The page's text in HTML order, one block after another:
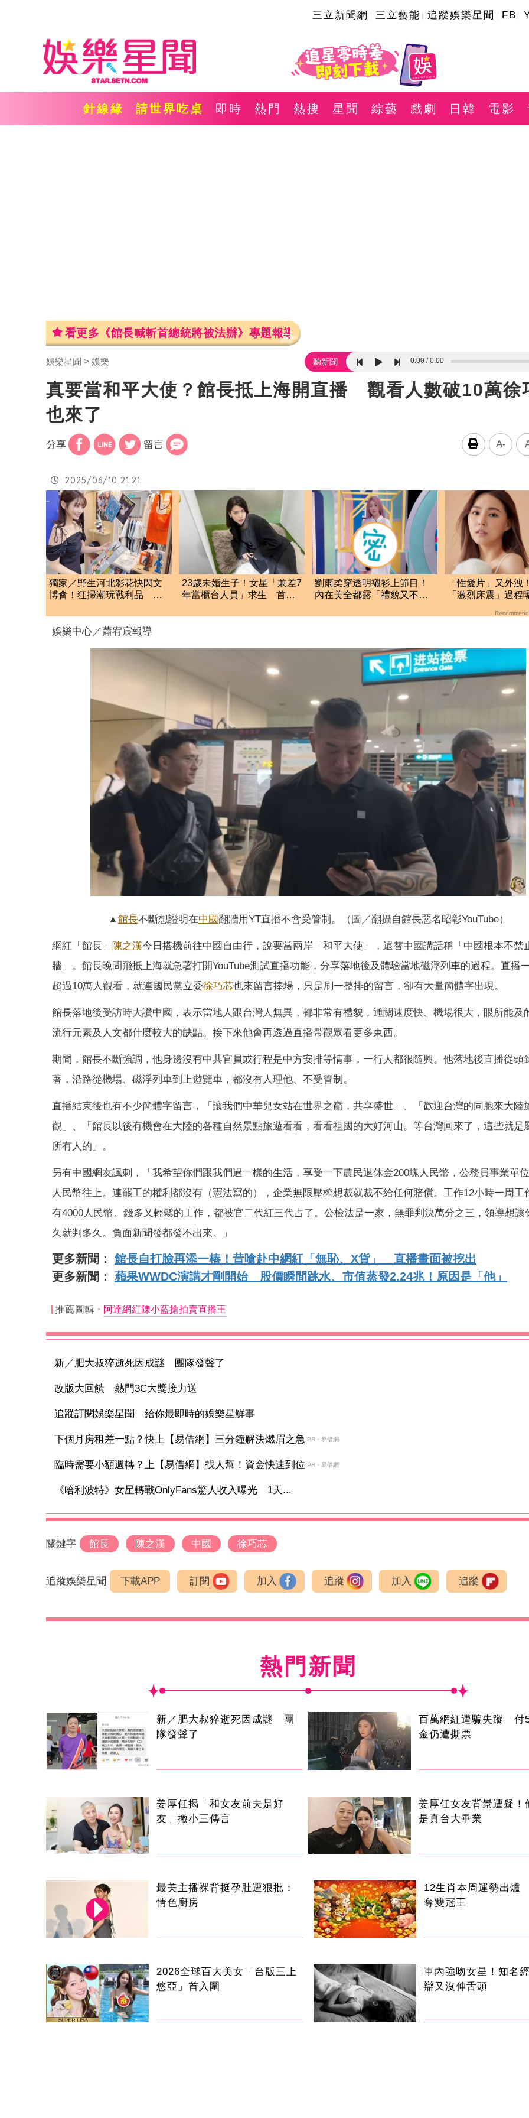
三立新聞網 三立藝能 追蹤娛樂星聞 FB
針線緣 請世界吃桌 即時 熱門 熱搜 星聞 綜藝 戲劇 日韓 電影
看更多《館長喊斬首總統將被法辦》專題報導
娛樂星聞 娛樂 聽新聞 0:00 0:00
真要當和平大使？館長抵上海開直播 觀看人數破10萬徐
也來了
分享 留言 A-
2025/06/10 21:21
獨家／野生河北彩花快閃文
博會！狂掃潮玩戰利品 見
23歲未婚生子！女星「兼差7
年當櫃台人員」求生 首公
劉雨柔穿透明襯衫上節目！
內在美全都露「禮貌又不失
「性愛片」又外洩
「激烈床震」過
娛樂中心／蕭宥宸報導
▲ 館長不斷想證明在中國翻牆用YT直播不會受管制。（圖／翻攝自館長惡名昭彰YouTube）
網紅「館長」 陳之漢今日搭機前往中國自由行，說要當兩岸「和平大使」，還替中國講話稱「中國根本不禁
牆」。館長晚間飛抵上海就急著打開YouTube測試直播功能，分享落地後及體驗當地磁浮列車的過程。直播
超過10萬人觀看，就連國民黨立委徐巧芯也來留言捧場，只是刷一整排的留言，卻有大量簡體字出現。
館長落地後受訪時大讚中國，表示當地人跟台灣人無異，都非常有禮貌，通關速度快、機場很大，眼所能及
流行元素及人文都什麼較大的缺點。接下來他會再透過直播帶觀眾看更多東西。
期間，館長不斷強調，他身邊沒有中共官員或行程是中方安排等情事，一行人都很隨興。他落地後直播從頭
著，沿路從機場、磁浮列車到上遊覽車，都沒有人理他、不受管制。
直播結束後也有不少簡體字留言，「讓我們中華兒女站在世界之巔，共享盛世」、「歡迎台灣的同胞來大陸
觀」、「館長以後有機會在大陸的各種自然景點旅遊看看，看看祖國的大好河山。等台灣回來了，這些就是
所有人的」。
另有中國網友諷刺，「我希望你們跟我們過一樣的生活，享受一下農民退休金200塊人民幣，公務員事業單
人民幣往上。連罷工的權利都沒有（憲法寫的），企業無限壓榨想裁就裁不給任何賠償。工作12小時一周工
有4000人民幣。錢多又輕鬆的工作，都被官二代紅三代占了。公檢法是一家，無罪判決萬分之三，領導想讓
久就判多久。負面新聞發都發不出來。」
更多新聞： 館長自打臉再添一樁！昔嗆赴中網紅「無恥、X貨」 直播畫面被挖出
更多新聞： 蘋果WWDC演講才剛開始 股價瞬間跳水、市值蒸發2.24兆！原因是「他」
推薦圖輯 阿達網紅陳小藍搶拍賣直播王
新／肥大叔猝逝死因成謎 團隊發聲了
改版大回饋 熱門3C大獎接力送
追蹤訂閱娛樂星聞 給你最即時的娛樂星鮮事
下個月房租差一點？快上【易借網】三分鐘解決燃眉之急 PR・易借網
臨時需要小額週轉？上【易借網】找人幫！資金快速到位 PR・易借網
《哈利波特》女星轉戰OnlyFans驚人收入曝光 1天...
關鍵字 館長 陳之漢 中國 徐巧芯
追蹤娛樂星聞 下載APP 訂閱 加入 追蹤 加入 追蹤
熱門新聞
新／肥大叔猝逝死因成謎 團
隊發聲了
百萬網紅遭騙失蹤 付
金仍遭撕票
姜厚任揭「和女友前夫是好
友」撇小三傳言
姜厚任女友背景遭疑！
是真台大畢業
最美主播裸背挺孕肚遭狠批：
情色廚房
12生肖本周運勢出
奪雙冠王
2026全球百大美女「台版三上
悠亞」首入圍
車內強吻女星！知名
辯又沒伸舌頭